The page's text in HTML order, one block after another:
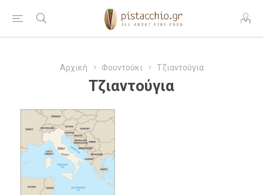
Αρχική Φουντούκι Τζιαντούγια
Τζιαντούγια